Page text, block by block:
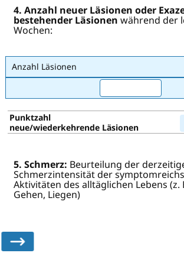
4. Anzahl neuer Läsionen oder
bestehender Läsionen während der
Wochen:
Anzahl Läsionen
Punktzahl
neue/wiederkehrende Läsionen
5. Schmerz: Beurteilung der
Schmerzintensität der
Aktivitäten des alltäglichen Lebens (z.
Gehen, Liegen)